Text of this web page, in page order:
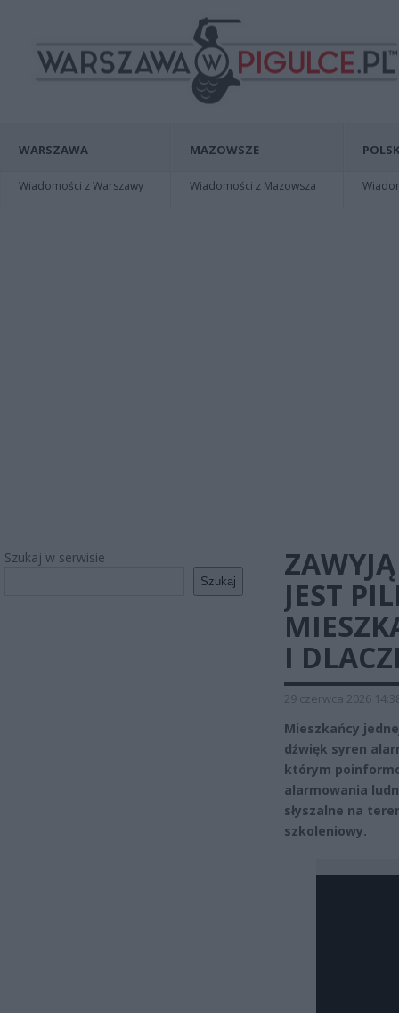
WARSZAWA
Wiadomości z Warszawy
MAZOWSZE
Wiadomości z Mazowsza
Szukaj w serwisie
Szukaj
JEST
I
29 czerwca 2026
Mieszkańcy
dźwięk syren
którym
alarmowania
słyszalne na
szkoleniowy.